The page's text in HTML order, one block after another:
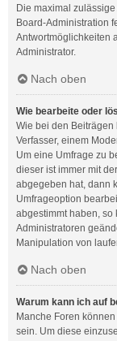
Die maximal
Board-Administration
Antwortmöglichkeiten
Administrator.
Nach oben
Wie bearbeite oder
Wie bei den
Verfasser, einem
Um eine Umfrage zu
dieser ist immer mit
abgegeben hat, dann
Umfrageoption
abgestimmt haben,
Administratoren
Manipulation von
Nach oben
Warum kann ich auf
Manche Foren
sein. Um diese